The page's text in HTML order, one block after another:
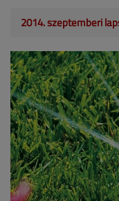
2014. szeptemberi